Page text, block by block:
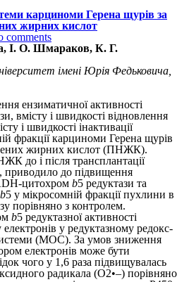
карциноми Герена щурів за
жирних кислот
comments
І. О. Шмараков, К. Г.
імені Юрія Федьковича,
ензиматичної активності
вмісту і швидкості відновлення
і швидкості інактивації
фракції карциноми Герена щурів
жирних кислот (ПНЖК).
до і після трансплантації
приводило до підвищення
цитохром b5 редуктази та
b5 у мікросомній фракції пухлини в
порівняно з контролем.
b5 редуктазної активності
у редуктазному редокс-
(МОС). За умов зниження
електронів може бути
чого у 1,6 раза підвищувалась
радикала (O2•–) порівняно